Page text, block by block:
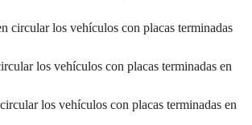
circular los vehículos con placas terminadas
los vehículos con placas terminadas en
los vehículos con placas terminadas en